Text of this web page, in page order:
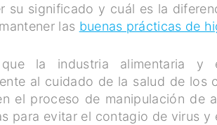
su significado y cuál es la
las buenas prácticas de
la industria alimentaria y
al cuidado de la salud de los
el proceso de manipulación de
para evitar el contagio de virus y